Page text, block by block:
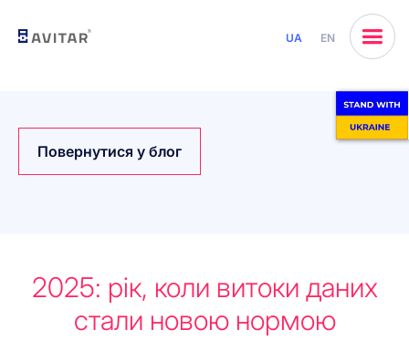
UA EN
Повернутися у блог
2025: рік, коли витоки даних
стали новою нормою